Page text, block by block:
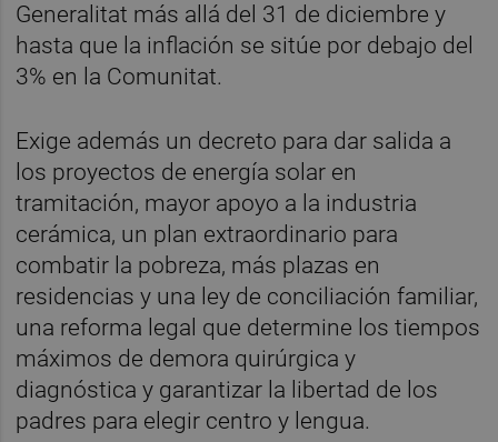
Generalitat más allá del 31 de diciembre y
hasta que la inflación se sitúe por debajo del
3% en la Comunitat.
Exige además un decreto para dar salida a
los proyectos de energía solar en
tramitación, mayor apoyo a la industria
cerámica, un plan extraordinario para
combatir la pobreza, más plazas en
residencias y una ley de conciliación familiar,
una reforma legal que determine los tiempos
máximos de demora quirúrgica y
diagnóstica y garantizar la libertad de los
padres para elegir centro y lengua.